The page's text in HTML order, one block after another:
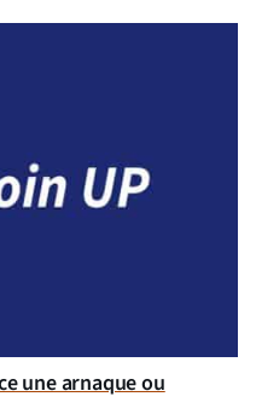
une arnaque ou